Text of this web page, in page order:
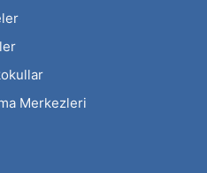
Merkezleri